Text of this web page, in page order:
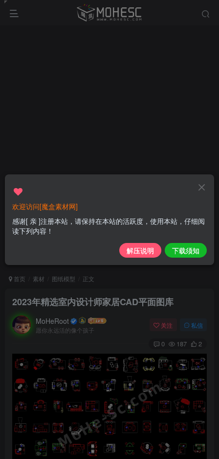
首页 素材 图纸模型 正文
2023年精选室内设计师家居CAD平面图库
MoHeRoot
愿你永远活的像个孩子
关注 私信
0 187 2
欢迎访问[魔盒素材网]
感谢[ 亲 ]注册本站，请保持在本站的活跃度，使用本站，仔细阅
读下列内容！
解压说明 下载须知